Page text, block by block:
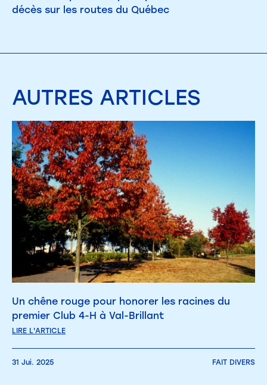
décès sur les routes du Québec
AUTRES ARTICLES
Un chêne rouge pour honorer les racines du
premier Club 4-H à Val-Brillant
LIRE L'ARTICLE
31 Jui. 2025 FAIT DIVERS